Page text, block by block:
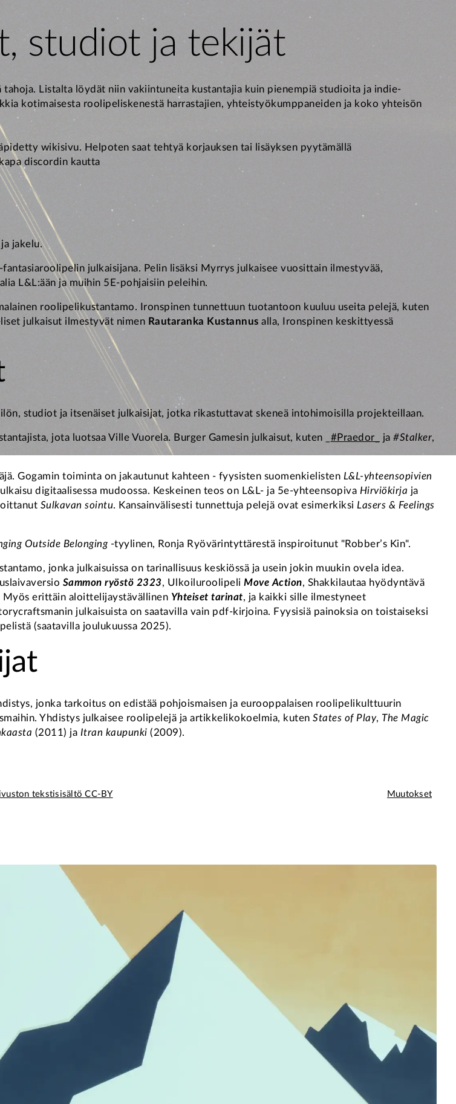
studiot ja tekijät
Listalta löydät niin vakiintuneita kustantajia kuin pienempiä studioita ja indie-
kotimaisesta roolipeliskenestä harrastajien, yhteistyökumppaneiden ja koko yhteisön
wikisivu. Helpoten saat tehtyä korjauksen tai lisäyksen pyytämällä
discordin kautta
jakelu.
-fantasiaroolipelin julkaisijana. Pelin lisäksi Myrrys julkaisee vuosittain ilmestyvää,
L&L:ään ja muihin 5E-pohjaisiin peleihin.
roolipelikustantamo. Ironspinen tunnettuun tuotantoon kuuluu useita pelejä, kuten
julkaisut ilmestyvät nimen Rautaranka Kustannus alla, Ironspinen keskittyessä
studiot ja itsenäiset julkaisijat, jotka rikastuttavat skeneä intohimoisilla projekteillaan.
jota luotsaa Ville Vuorela. Burger Gamesin julkaisut, kuten _ #Praedor_ ja #Stalker,
Gogamin toiminta on jakautunut kahteen - fyysisten suomenkielisten L&L-yhteensopivien
digitaalisessa mudoossa. Keskeinen teos on L&L- ja 5e-yhteensopiva Hirviökirja ja
Sulkavan sointu. Kansainvälisesti tunnettuja pelejä ovat esimerkiksi Lasers & Feelings
Outside Belonging-tyylinen, Ronja Ryövärintyttärestä inspiroitunut "Robber’s Kin".
jonka julkaisuissa on tarinallisuus keskiössä ja usein jokin muukin ovela idea.
Sammon ryöstö 2323, Ulkoiluroolipeli Move Action, Shakkilautaa hyödyntävä
Myös erittäin aloittelijaystävällinen Yhteiset tarinat, ja kaikki sille ilmestyneet
julkaisuista on saatavilla vain pdf-kirjoina. Fyysisiä painoksia on toistaiseksi
(saatavilla joulukuussa 2025).
jonka tarkoitus on edistää pohjoismaisen ja eurooppalaisen roolipelikulttuurin
Yhdistys julkaisee roolipelejä ja artikkelikokoelmia, kuten States of Play, The Magic
(2011) ja Itran kaupunki (2009).
Sivuston tekstisisältö CC-BY Muutokset